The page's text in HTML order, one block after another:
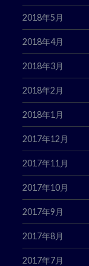
2018年5月
2018年4月
2018年3月
2018年2月
2018年1月
2017年12月
2017年11月
2017年10月
2017年9月
2017年8月
2017年7月